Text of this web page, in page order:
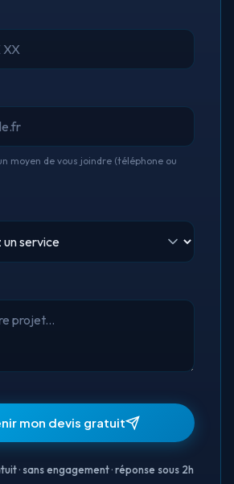
moyen de vous joindre (téléphone ou
mon devis gratuit
· sans engagement · réponse sous 2h